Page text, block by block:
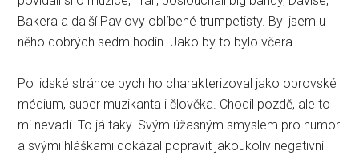
Bakera a další Pavlovy oblíbené trumpetisty. Byl jsem u
něho dobrých sedm hodin. Jako by to bylo včera.
Po lidské stránce bych ho charakterizoval jako obrovské
médium, super muzikanta i člověka. Chodil pozdě, ale to
mi nevadí. To já taky. Svým úžasným smyslem pro humor
a svými hláškami dokázal popravit jakoukoliv negativní